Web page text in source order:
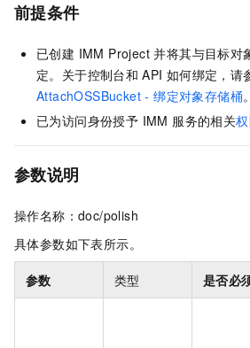
前提条件
已创建 IMM Project 并将其与目标对
定。关于控制台和 API 如何绑定，请
AttachOSSBucket - 绑定对象存储桶。
已为访问身份授予 IMM 服务的相关
参数说明
操作名称：doc/polish
具体参数如下表所示。
参数 类型 是否必